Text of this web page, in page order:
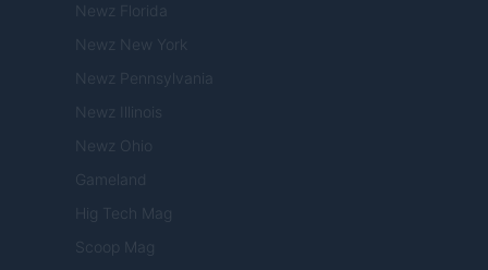
Newz Florida
Newz New York
Newz Pennsylvania
Newz Illinois
Newz Ohio
Gameland
Hig Tech Mag
Scoop Mag